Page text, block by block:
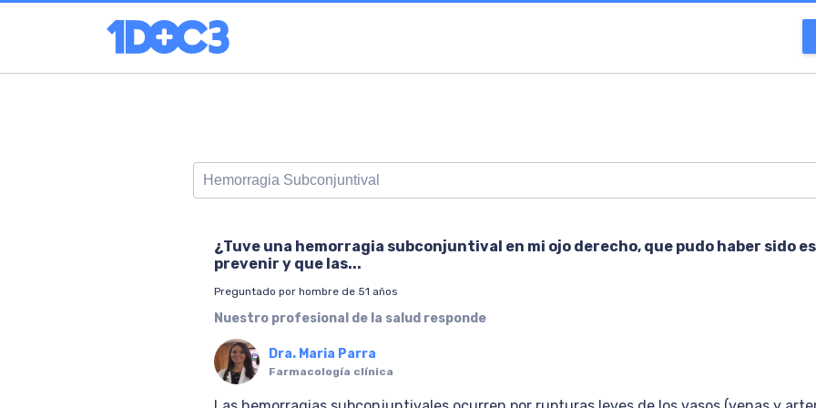
¿Tuve una hemorragia subconjuntival en mi ojo derecho, que pudo haber sido
prevenir y que las...
Preguntado por hombre de 51 años
Nuestro profesional de la salud responde
Dra. Maria Parra
Farmacología clínica